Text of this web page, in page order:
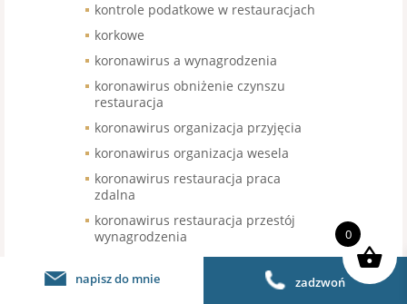
kontrole podatkowe w restauracjach
korkowe
koronawirus a wynagrodzenia
koronawirus obniżenie czynszu
restauracja
koronawirus organizacja przyjęcia
koronawirus organizacja wesela
koronawirus restauracja praca
zdalna
koronawirus restauracja przestój
wynagrodzenia
koronawirus restauracja
wynagrodzenia
napisz do mnie zadzwoń
0